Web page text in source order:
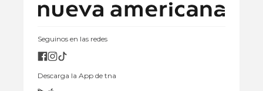
Seguinos en las redes
Descarga la App de tna